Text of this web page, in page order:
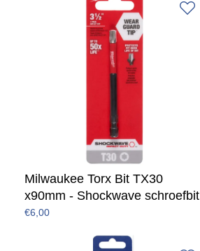
Milwaukee Torx Bit TX30
x90mm - Shockwave schroefbit
€6,00